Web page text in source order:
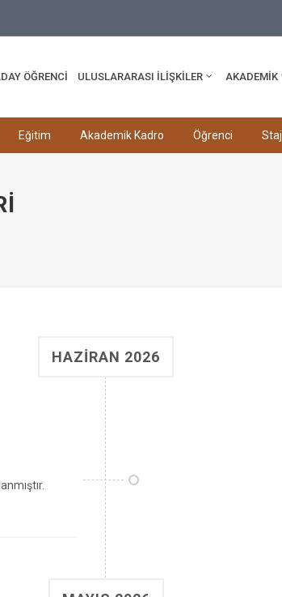
ÖĞRENCİ ULUSLARARASI İLİŞKİLER AKADEMİK
Eğitim Akademik Kadro Öğrenci Staj
HAZIRAN 2026